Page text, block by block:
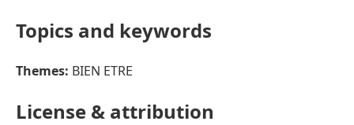
Topics and keywords
Themes: BIEN ETRE
License & attribution